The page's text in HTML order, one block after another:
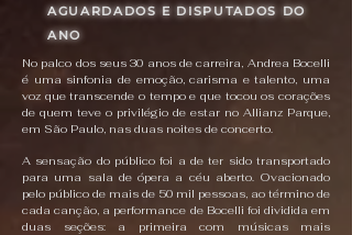
AGUARDADOS E DISPUTADOS DO
ANO
No palco dos seus 30 anos de carreira, Andrea Bocelli
é uma sinfonia de emoção, carisma e talento, uma
voz que transcende o tempo e que tocou os corações
de quem teve o privilégio de estar no Allianz Parque,
em São Paulo, nas duas noites de concerto.
A sensação do público foi a de ter sido transportado
para uma sala de ópera a céu aberto. Ovacionado
pelo público de mais de 50 mil pessoas, ao término de
cada canção, a performance de Bocelli foi dividida em
duas seções: a primeira com músicas mais